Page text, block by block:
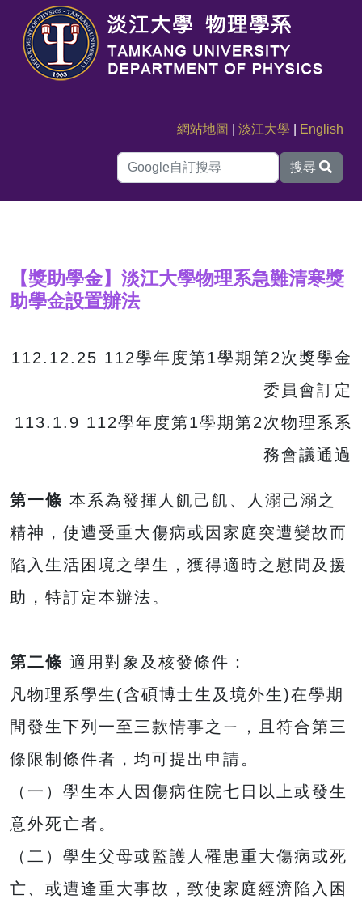
網站地圖 |淡江大學 English
搜尋
【獎助學金】淡江大學物理系急難清寒獎
助學金設置辦法
112.12.25 112學年度第1學期第2次獎學金
委員會訂定
113.1.9 112學年度第1學期第2次物理系系
務會議通過
第一條 本系為發揮人飢己飢、人溺己溺之
精神，使遭受重大傷病或因家庭突遭變故而
陷入生活困境之學生，獲得適時之慰問及援
助，特訂定本辦法。
第二條 適用對象及核發條件：
凡物理系學生(含碩博士生及境外生)在學期
間發生下列一至三款情事之ㄧ，且符合第三
條限制條件者，均可提出申請。
（一）學生本人因傷病住院七日以上或發生
意外死亡者。
（二）學生父母或監護人罹患重大傷病或死
亡、或遭逢重大事故，致使家庭經濟陷入困